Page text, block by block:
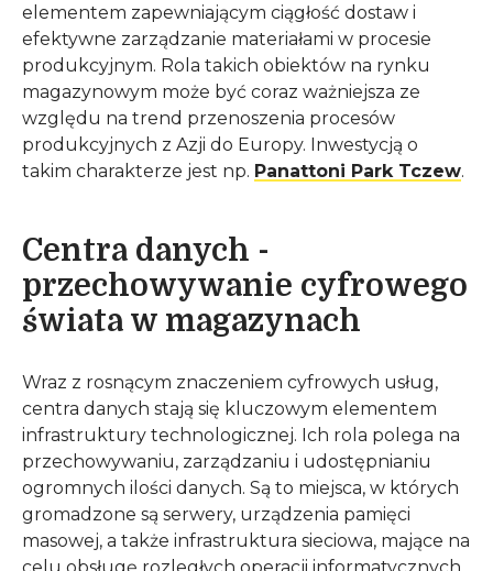
elementem zapewniającym ciągłość dostaw i
efektywne zarządzanie materiałami w procesie
produkcyjnym. Rola takich obiektów na rynku
magazynowym może być coraz ważniejsza ze
względu na trend przenoszenia procesów
produkcyjnych z Azji do Europy. Inwestycją o
takim charakterze jest np. Panattoni Park Tczew.
Centra danych -
przechowywanie cyfrowego
świata w magazynach
Wraz z rosnącym znaczeniem cyfrowych usług,
centra danych stają się kluczowym elementem
infrastruktury technologicznej. Ich rola polega na
przechowywaniu, zarządzaniu i udostępnianiu
ogromnych ilości danych. Są to miejsca, w których
gromadzone są serwery, urządzenia pamięci
masowej, a także infrastruktura sieciowa, mające na
celu obsługę rozległych operacji informatycznych.